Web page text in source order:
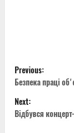
P
o
s
Previous:
Безпека праці
Next:
Відбувся